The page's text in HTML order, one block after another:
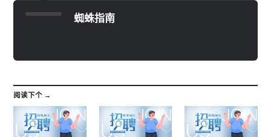
蜘蛛指南
阅读下个 →